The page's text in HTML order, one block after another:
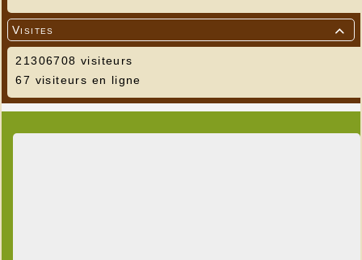

Visites
21306708 visiteurs
67 visiteurs en ligne